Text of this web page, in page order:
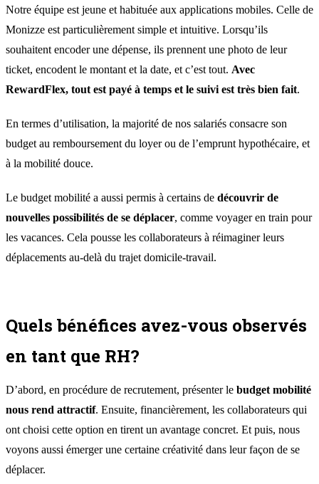
Notre équipe est jeune et habituée aux applications mobiles. Celle de
Monizze est particulièrement simple et intuitive. Lorsqu’ils
souhaitent encoder une dépense, ils prennent une photo de leur
ticket, encodent le montant et la date, et c’est tout. Avec
RewardFlex, tout est payé à temps et le suivi est très bien fait.
En termes d’utilisation, la majorité de nos salariés consacre son
budget au remboursement du loyer ou de l’emprunt hypothécaire, et
à la mobilité douce.
Le budget mobilité a aussi permis à certains de découvrir de
nouvelles possibilités de se déplacer, comme voyager en train pour
les vacances. Cela pousse les collaborateurs à réimaginer leurs
déplacements au-delà du trajet domicile-travail.
Quels bénéfices avez-vous observés
en tant que RH?
D’abord, en procédure de recrutement, présenter le budget mobilité
nous rend attractif. Ensuite, financièrement, les collaborateurs qui
ont choisi cette option en tirent un avantage concret. Et puis, nous
voyons aussi émerger une certaine créativité dans leur façon de se
déplacer.